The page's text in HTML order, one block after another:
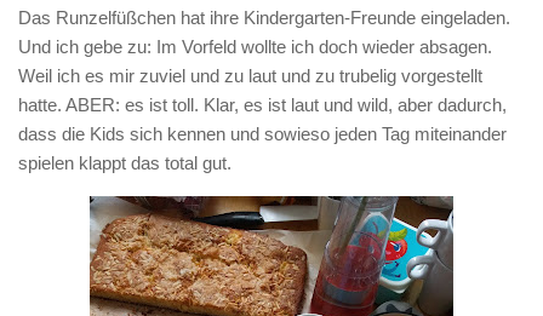
Das Runzelfüßchen hat ihre Kindergarten-Freunde eingeladen.
Und ich gebe zu: Im Vorfeld wollte ich doch wieder absagen.
Weil ich es mir zuviel und zu laut und zu trubelig vorgestellt
hatte. ABER: es ist toll. Klar, es ist laut und wild, aber dadurch,
dass die Kids sich kennen und sowieso jeden Tag miteinander
spielen klappt das total gut.